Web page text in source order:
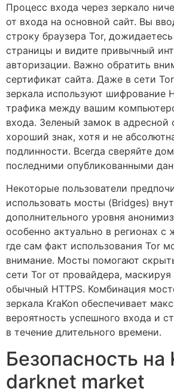
Процесс входа через зеркало
от входа на основной сайт. Вы
строку браузера Tor, дожидаетесь
страницы и видите привычный
авторизации. Важно обратить
сертификат сайта. Даже в сети
зеркала используют шифрование
трафика между вашим
входа. Зеленый замок в адресной
хороший знак, хотя и не
подлинности. Всегда сверяйте
последними опубликованными
Некоторые пользователи
использовать мосты (Bridges)
дополнительного уровня
особенно актуально в регионах с
где сам факт использования Tor
внимание. Мосты помогают
сети Tor от провайдера,
обычный HTTPS. Комбинация
зеркала KraKon обеспечивает
вероятность успешного входа и
в течение длительного времени.
Безопасность на
darknet market